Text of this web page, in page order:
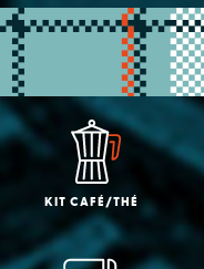
KIT CAFÉ/THÉ